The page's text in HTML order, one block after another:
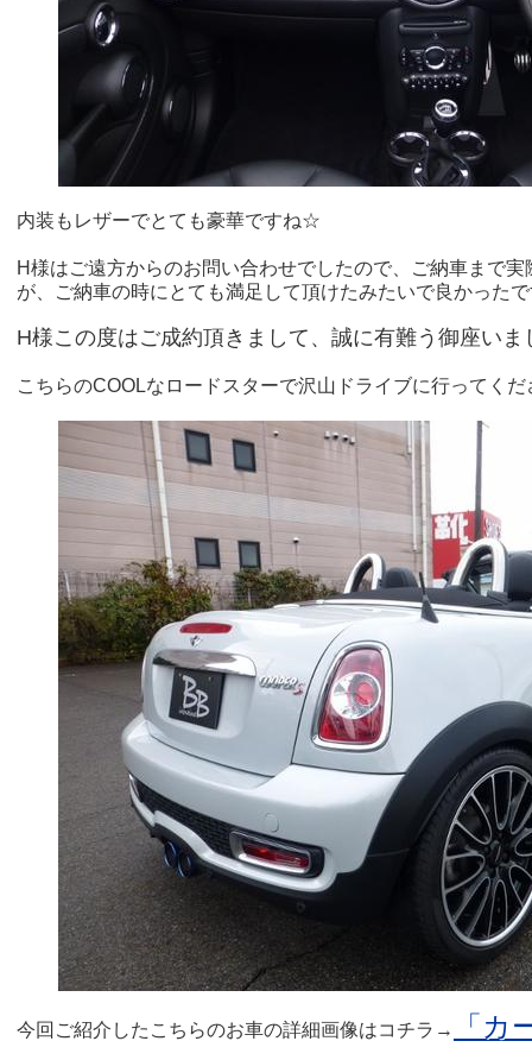
内装もレザーでとても豪華ですね☆
H様はご遠方からのお問い合わせでしたので、ご納車まで
が、ご納車の時にとても満足して頂けたみたいで良かった
H様この度はご成約頂きまして、誠に有難う御座いま
こちらのCOOLなロードスターで沢山ドライブに行ってく
今回ご紹介したこちらのお車の詳細画像はコチラ→ 「カ